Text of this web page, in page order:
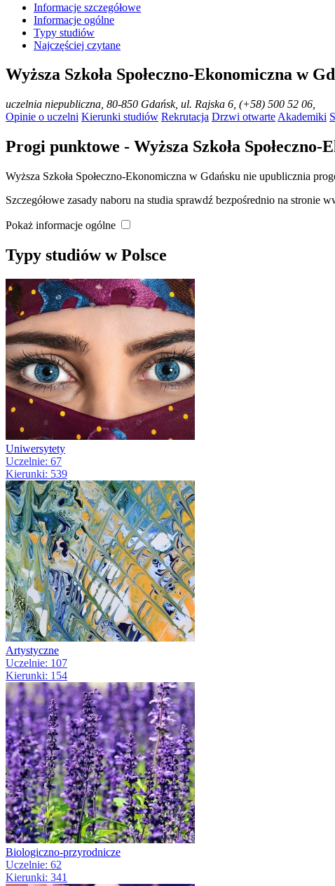
Informacje szczegółowe
Informacje ogólne
Typy studiów
Najczęściej czytane
Wyższa Szkoła Społeczno-Ekonomiczna w
uczelnia niepubliczna , 80-850 Gdańsk, ul. Rajska 6, (+58) 500 52 06,
Opinie o uczelni Kierunki studiów Rekrutacja Drzwi otwarte Akademiki
Progi punktowe - Wyższa Szkoła
Wyższa Szkoła Społeczno-Ekonomiczna w Gdańsku nie upublicznia
Szczegółowe zasady naboru na studia sprawdź bezpośrednio na stronie
Pokaż informacje ogólne
Typy studiów w Polsce
Uniwersytety
Uczelnie: 67
Kierunki: 539
Artystyczne
Uczelnie: 107
Kierunki: 154
Biologiczno-przyrodnicze
Uczelnie: 62
Kierunki: 341